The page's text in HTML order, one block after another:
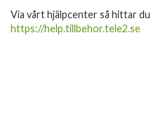
Via vårt hjälpcenter så hittar
https://help.tillbehor.tele2.se